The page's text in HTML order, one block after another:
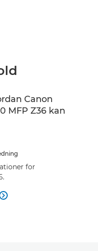
Canon
MFP Z36 kan
for
